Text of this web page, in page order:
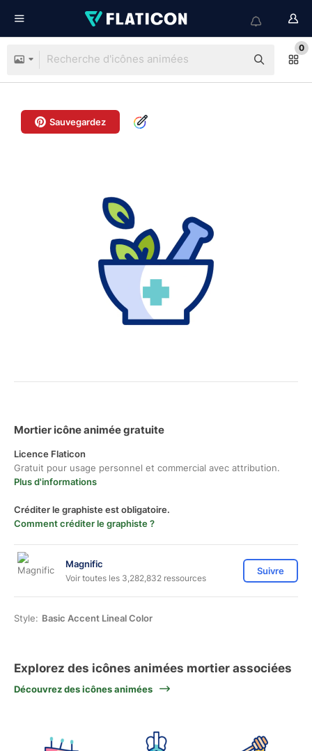
0
Sauvegardez
Mortier icône animée gratuite
Licence Flaticon
Gratuit pour usage personnel et commercial avec attribution.
Plus d'informations
Créditer le graphiste est obligatoire.
Comment créditer le graphiste ?
Magnific
Voir toutes les 3,282,832 ressources
Suivre
Style: Basic Accent Lineal Color
Explorez des icônes animées mortier associées
Découvrez des icônes animées